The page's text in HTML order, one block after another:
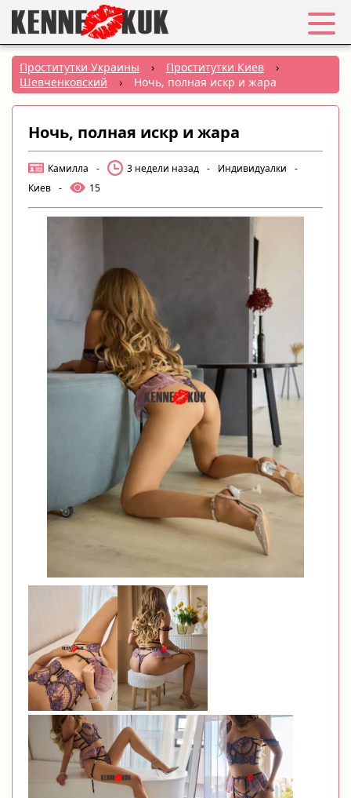
Избранное
Вход
Регистрация
Города:
РУС|
УКР
Проститутки Украины › Проститутки Киев
›
Шевченковский
› Ночь, полная искр и жара
Ночь, полная искр и жара
Камилла - 3 недели назад - Индивидуалки
-
Киев - 15